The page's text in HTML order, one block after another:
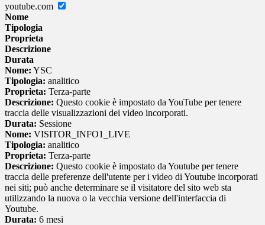
youtube.com
Nome
Tipologia
Proprieta
Descrizione
Durata
Nome: YSC
Tipologia: analitico
Proprieta: Terza-parte
Descrizione: Questo cookie è impostato da YouTube per tenere
traccia delle visualizzazioni dei video incorporati.
Durata: Sessione
Nome: VISITOR_INFO1_LIVE
Tipologia: analitico
Proprieta: Terza-parte
Descrizione: Questo cookie è impostato da Youtube per tenere
traccia delle preferenze dell'utente per i video di Youtube incorporati
nei siti; può anche determinare se il visitatore del sito web sta
utilizzando la nuova o la vecchia versione dell'interfaccia di
Youtube.
Durata: 6 mesi